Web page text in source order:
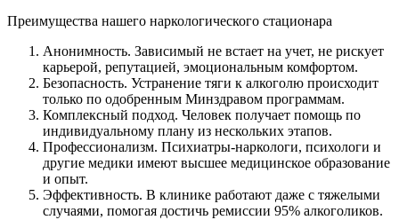
Преимущества нашего наркологического стационара
Анонимность. Зависимый не встает на учет, не рискует
карьерой, репутацией, эмоциональным комфортом.
Безопасность. Устранение тяги к алкоголю происходит
только по одобренным Минздравом программам.
Комплексный подход. Человек получает помощь по
индивидуальному плану из нескольких этапов.
Профессионализм. Психиатры-наркологи, психологи и
другие медики имеют высшее медицинское образование
и опыт.
Эффективность. В клинике работают даже с тяжелыми
случаями, помогая достичь ремиссии 95% алкоголиков.